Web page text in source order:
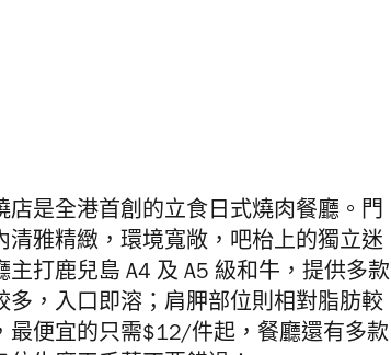
是全港首創的立食日式燒肉餐廳。門
雅精緻，環境寬敞，吧枱上的獨立迷
打鹿兒島 A4 及 A5 級和牛，提供多款
，入口即溶；肩胛部位則相對脂肪較
最便宜的只需$12/件起，餐廳還有多款